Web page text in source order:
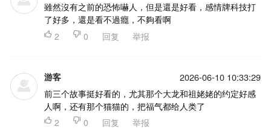
雖然沒有之前的恐怖嚇人，但是還是好看，感情牌科技打
了好多，還是看不過癮，不夠看啊
 2  0 回复 举报
游客 2026-06-10 10:33:29
前三个故事挺好看的，尤其那个大龙和祖姥姥的约定好感
人啊，还有那个猫猫的，把福气都给人类了
 2  0 回复 举报